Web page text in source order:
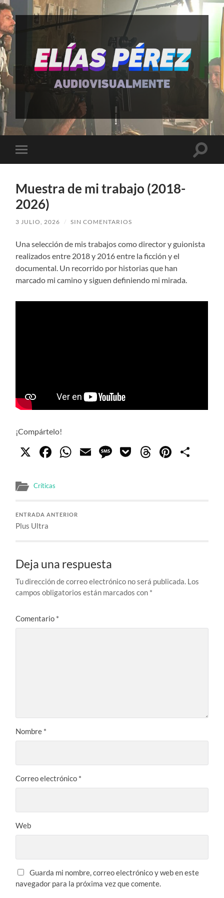
Elías
Pérez
el
Muestra de mi trabajo (2018-
2026)
3 JULIO, 2026 / SIN COMENTARIOS
Una selección de mis trabajos como director y guionista
realizados entre 2018 y 2016 entre la ficción y el
documental. Un recorrido por historias que han
marcado mi camino y siguen definiendo mi mirada.
¡Compártelo!
X Facebook
WhatsApp
EmailMessage
Pocket
Threads
Críticas
ENTRADA ANTERIOR
Plus Ultra
Deja una respuesta
Tu dirección de correo electrónico no será publicada. Los
campos obligatorios están marcados con *
Comentario *
Nombre *
Correo electrónico *
Web
Guarda mi nombre, correo electrónico y web en este
navegador para la próxima vez que comente.